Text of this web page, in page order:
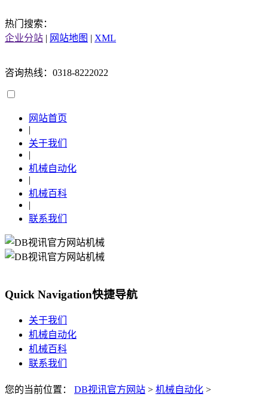
热门搜索：
企业分站 | 网站地图 | XML
咨询热线：0318-8222022
网站首页
|
关于我们
|
机械自动化
|
机械百科
|
联系我们
Quick Navigation快捷导航
关于我们
机械自动化
机械百科
联系我们
您的当前位置： DB视讯官方网站 > 机械自动化 >